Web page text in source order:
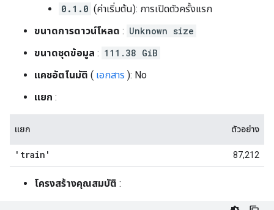
0.1.0 (ค่าเริ่มต้น): การเปิดตัวครั้งแรก
ขนาดการดาวน์โหลด : Unknown size
ขนาดชุดข้อมูล : 111.38 GiB
แคชอัตโนมัติ ( เอกสาร ): No
แยก :
แยก ตัวอย่าง
'train' 87,212
โครงสร้างคุณสมบัติ :